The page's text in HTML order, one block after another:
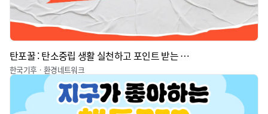
탄포꿀 : 탄소중립 생활 실천하고 포인트 받는 꿀팁
한국기후ㆍ환경네트워크